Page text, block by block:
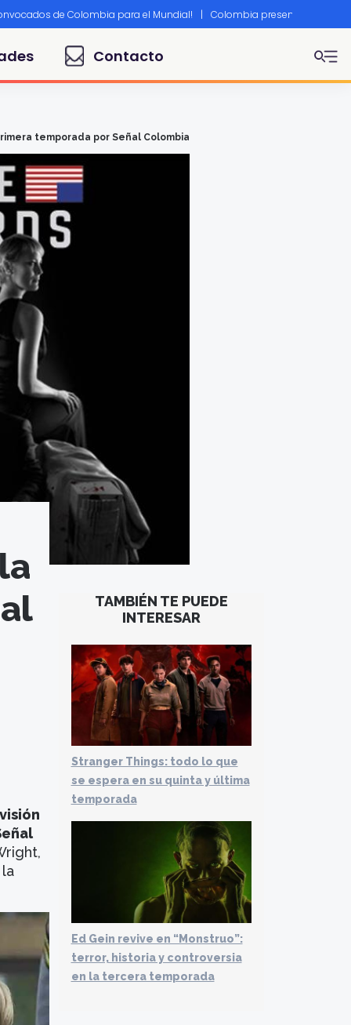
de Colombia para el Mundial! | Colombia presente en
Contacto
temporada por Señal Colombia
TAMBIÉN TE PUEDE
INTERESAR
Stranger Things: todo lo que
se espera en su quinta y última
temporada
Ed Gein revive en “Monstruo”:
terror, historia y controversia
en la tercera temporada